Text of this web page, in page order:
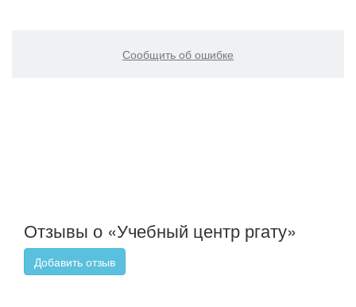
Сообщить об ошибке
Отзывы о «Учебный центр ргату»
Добавить отзыв